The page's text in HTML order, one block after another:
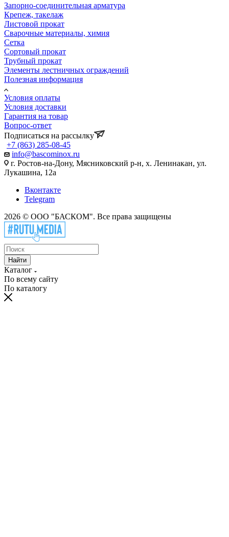
Запорно-соединительная арматура
Крепеж, такелаж
Листовой прокат
Сварочные материалы, химия
Сетка
Сортовый прокат
Трубный прокат
Элементы лестничных ограждений
Полезная информация
Условия оплаты
Условия доставки
Гарантия на товар
Вопрос-ответ
Подписаться на рассылку
+7 (863) 285-08-45
info@bascominox.ru
г. Ростов-на-Дону, Мясниковский р-н, х. Ленинакан, ул.
Лукашина, 12а
Вконтакте
Telegram
2026 © ООО "БАСКОМ". Все права защищены
Найти
Каталог
По всему сайту
По каталогу